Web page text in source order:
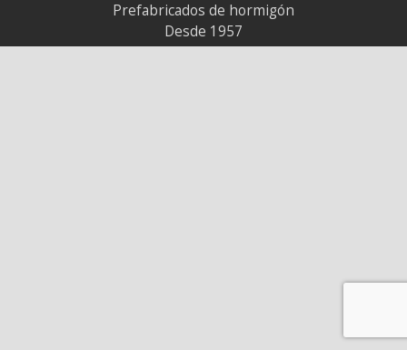
Prefabricados de hormigón
Desde 1957